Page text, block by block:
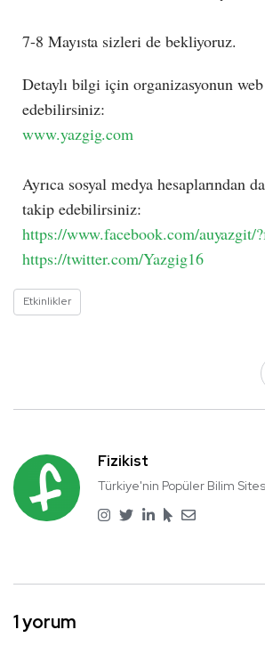
7-8 Mayısta sizleri de bekliyoruz.
Detaylı bilgi için organizasyonun
edebilirsiniz:
www.yazgig.com
Ayrıca sosyal medya hesaplarından
takip edebilirsiniz:
https://www.facebook.com/auyazgit/
https://twitter.com/Yazgig16
Etkinlikler
Fizikist
Türkiye'nin Popüler Bilim
1 yorum